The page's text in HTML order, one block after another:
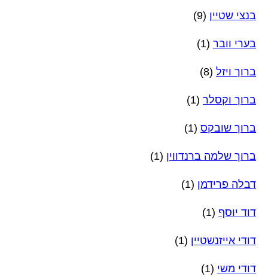
בנצי שטיין (9)
בערי וובר (1)
ברוך ויזל (8)
ברוך וקסלר (1)
ברוך שובקס (1)
ברוך שלמה ברנדווין (1)
דבלה פרידמן (1)
דוד יוסף (1)
דודי אייזנשטיין (1)
דודי משי (1)